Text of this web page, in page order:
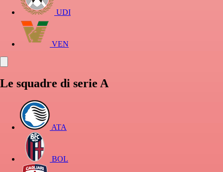
UDI
VEN
Le squadre di serie A
ATA
BOL